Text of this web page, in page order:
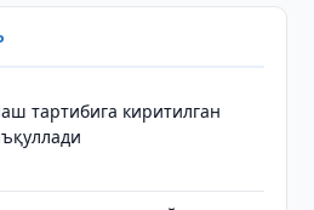
тартибига киритилган